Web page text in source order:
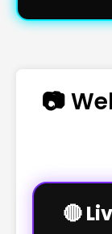
📷
🔴